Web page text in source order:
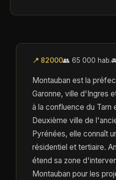
📍 82000👥 65 000 hab.
Montauban est la
Garonne, ville d'Ingres
à la confluence du Tarn
Deuxième ville de
Pyrénées, elle connaît
résidentiel et tertiaire.
étend sa zone
Montauban pour les